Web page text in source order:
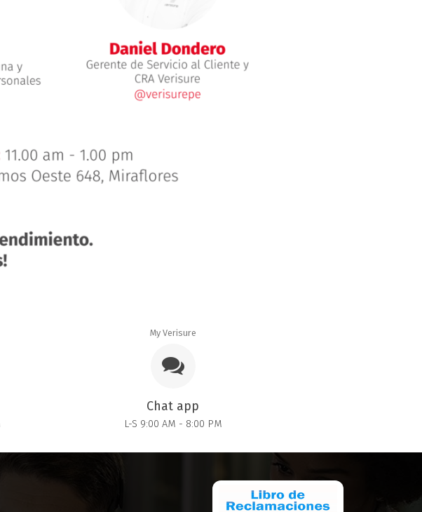
My Verisure
Chat app
L-S 9:00 AM - 8:00 PM